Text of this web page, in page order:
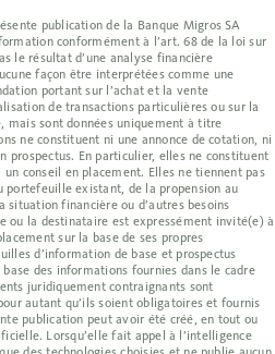
publication de la Banque Migros SA
conformément à l’art. 68 de la loi sur
le résultat d’une analyse financière
façon être interprétées comme une
portant sur l’achat et la vente
de transactions particulières ou sur la
mais sont données uniquement à titre
ne constituent ni une annonce de cotation, ni
prospectus. En particulier, elles ne constituent
conseil en placement. Elles ne tiennent pas
portefeuille existant, de la propension au
situation financière ou d’autres besoins
ou la destinataire est expressément invité(e) à
sur la base de ses propres
d’information de base et prospectus
des informations fournies dans le cadre
juridiquement contraignants sont
autant qu’ils soient obligatoires et fournis
publication peut avoir été créé, en tout ou
Lorsqu’elle fait appel à l’intelligence